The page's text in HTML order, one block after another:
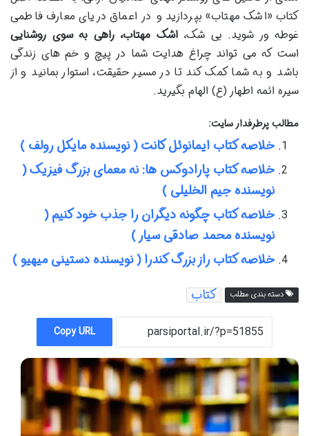
کتاب «اشک مهتاب» بپردازید و در اعماق دریای معارف فاطمی
غوطه ور شوید. بی شک،اشک مهتاب، راهی به سوی روشنایی
است که می تواند چراغ هدایت شما در پیچ و خم های زندگی
باشد و به شما کمک کند تا در مسیر حقیقت، استوار بمانید و از
سیره ائمه اطهار (ع) الهام بگیرید.
مطالب پرطرفدار سایت:
خلاصه کتاب ایمانوئل کانت ( نویسنده مایکل رولف )
خلاصه کتاب پارادوکس ها: نه معمای بزرگ فیزیک (
نویسنده جیم الخلیلی )
خلاصه کتاب چگونه دیگران را جذب خود کنیم (
نویسنده محمد صادقی سیار )
خلاصه کتاب راز بزرگ کندرا ( نویسنده دستینی میهیو )
دسته بندی مطلب کتاب
Copy URL